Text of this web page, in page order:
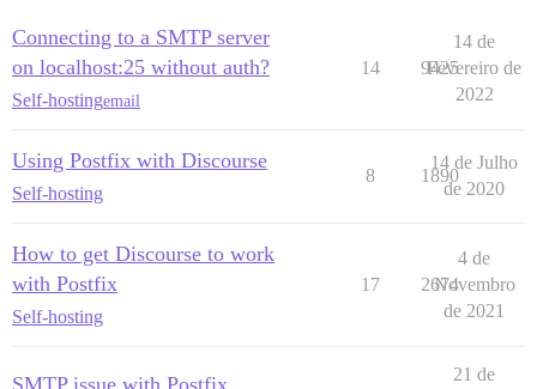
Connecting to a SMTP server
on localhost:25 without auth?
Self-hostingemail
14 9425
14 de
Fevereiro de
2022
Using Postfix with Discourse
Self-hosting
8 1890
14 de Julho
de 2020
How to get Discourse to work
with Postfix
Self-hosting
17 2674
4 de
Novembro
de 2021
21 de